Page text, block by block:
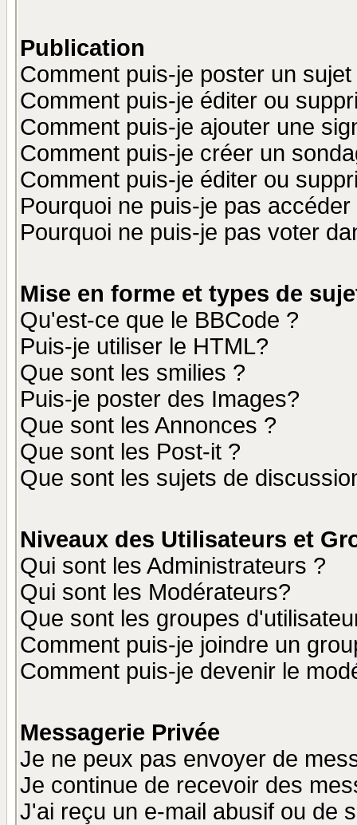
Publication
Comment puis-je poster un
Comment puis-je éditer ou
Comment puis-je ajouter une
Comment puis-je créer un
Comment puis-je éditer ou
Pourquoi ne puis-je pas
Pourquoi ne puis-je pas voter
Mise en forme et types de
Qu'est-ce que le BBCode ?
Puis-je utiliser le HTML?
Que sont les smilies ?
Puis-je poster des Images?
Que sont les Annonces ?
Que sont les Post-it ?
Que sont les sujets de
Niveaux des Utilisateurs et
Qui sont les Administrateurs ?
Qui sont les Modérateurs?
Que sont les groupes
Comment puis-je joindre un
Comment puis-je devenir le
Messagerie Privée
Je ne peux pas envoyer de
Je continue de recevoir des
J'ai reçu un e-mail abusif ou de